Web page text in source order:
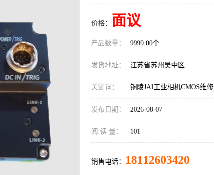
价格： 面议
产品数量： 9999.00个
发货地址： 江苏省苏州吴中区
关键词： 铜陵JAI工业相机CMOS维修
发布日期： 2026-08-07
阅 读 量： 101
销售电话： 18112603420